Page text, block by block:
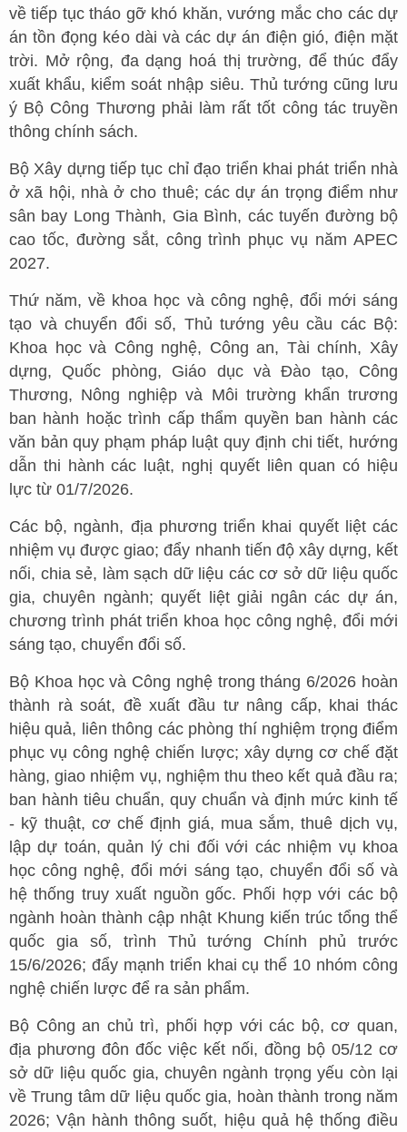
về tiếp tục tháo gỡ khó khăn, vướng mắc cho các dự
án tồn đọng kéo dài và các dự án điện gió, điện mặt
trời. Mở rộng, đa dạng hoá thị trường, để thúc đẩy
xuất khẩu, kiểm soát nhập siêu. Thủ tướng cũng lưu
ý Bộ Công Thương phải làm rất tốt công tác truyền
thông chính sách.
Bộ Xây dựng tiếp tục chỉ đạo triển khai phát triển nhà
ở xã hội, nhà ở cho thuê; các dự án trọng điểm như
sân bay Long Thành, Gia Bình, các tuyến đường bộ
cao tốc, đường sắt, công trình phục vụ năm APEC
2027.
Thứ năm, về khoa học và công nghệ, đổi mới sáng
tạo và chuyển đổi số, Thủ tướng yêu cầu các Bộ:
Khoa học và Công nghệ, Công an, Tài chính, Xây
dựng, Quốc phòng, Giáo dục và Đào tạo, Công
Thương, Nông nghiệp và Môi trường khẩn trương
ban hành hoặc trình cấp thẩm quyền ban hành các
văn bản quy phạm pháp luật quy định chi tiết, hướng
dẫn thi hành các luật, nghị quyết liên quan có hiệu
lực từ 01/7/2026.
Các bộ, ngành, địa phương triển khai quyết liệt các
nhiệm vụ được giao; đẩy nhanh tiến độ xây dựng, kết
nối, chia sẻ, làm sạch dữ liệu các cơ sở dữ liệu quốc
gia, chuyên ngành; quyết liệt giải ngân các dự án,
chương trình phát triển khoa học công nghệ, đổi mới
sáng tạo, chuyển đổi số.
Bộ Khoa học và Công nghệ trong tháng 6/2026 hoàn
thành rà soát, đề xuất đầu tư nâng cấp, khai thác
hiệu quả, liên thông các phòng thí nghiệm trọng điểm
phục vụ công nghệ chiến lược; xây dựng cơ chế đặt
hàng, giao nhiệm vụ, nghiệm thu theo kết quả đầu ra;
ban hành tiêu chuẩn, quy chuẩn và định mức kinh tế
- kỹ thuật, cơ chế định giá, mua sắm, thuê dịch vụ,
lập dự toán, quản lý chi đối với các nhiệm vụ khoa
học công nghệ, đổi mới sáng tạo, chuyển đổi số và
hệ thống truy xuất nguồn gốc. Phối hợp với các bộ
ngành hoàn thành cập nhật Khung kiến trúc tổng thể
quốc gia số, trình Thủ tướng Chính phủ trước
15/6/2026; đẩy mạnh triển khai cụ thể 10 nhóm công
nghệ chiến lược để ra sản phẩm.
Bộ Công an chủ trì, phối hợp với các bộ, cơ quan,
địa phương đôn đốc việc kết nối, đồng bộ 05/12 cơ
sở dữ liệu quốc gia, chuyên ngành trọng yếu còn lại
về Trung tâm dữ liệu quốc gia, hoàn thành trong năm
2026; Vận hành thông suốt, hiệu quả hệ thống điều